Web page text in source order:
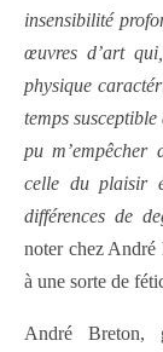
insensibilité
œuvres d’art
physique
temps
pu m’empêcher
celle du plaisir
différences de
noter chez André
à une sorte de
André Breton,